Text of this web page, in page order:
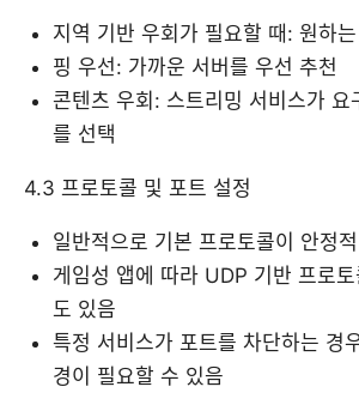
지역 기반 우회가 필요할 때: 원하
핑 우선: 가까운 서버를 우선 추천
콘텐츠 우회: 스트리밍 서비스가 요
를 선택
4.3 프로토콜 및 포트 설정
일반적으로 기본 프로토콜이 안정적
게임성 앱에 따라 UDP 기반 프로
도 있음
특정 서비스가 포트를 차단하는 경
경이 필요할 수 있음